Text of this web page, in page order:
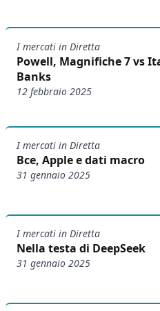
I mercati in Diretta
Powell, Magnifiche 7 vs
Banks
12 febbraio 2025
I mercati in Diretta
Bce, Apple e dati macro
31 gennaio 2025
I mercati in Diretta
Nella testa di DeepSeek
31 gennaio 2025